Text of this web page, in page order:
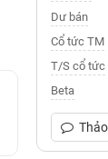
Dư bán
Cổ tức TM
T/S cổ tức
Beta